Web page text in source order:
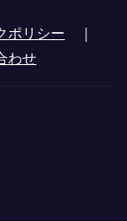
ポリシー ｜
わせ